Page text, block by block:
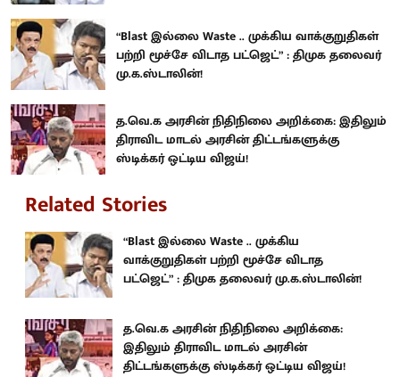
“Blast இல்லை Waste .. முக்கிய வாக்குறுதிகள்
பற்றி மூச்சே விடாத பட்ஜெட்” : திமுக தலைவர்
மு.க.ஸ்டாலின்!
த.வெ.க அரசின் நிதிநிலை அறிக்கை: இதிலும்
திராவிட மாடல் அரசின் திட்டங்களுக்கு
ஸ்டிக்கர் ஒட்டிய விஜய்!
Related Stories
“Blast இல்லை Waste .. முக்கிய
வாக்குறுதிகள் பற்றி மூச்சே விடாத
பட்ஜெட்” : திமுக தலைவர் மு.க.ஸ்டாலின்!
த.வெ.க அரசின் நிதிநிலை அறிக்கை:
இதிலும் திராவிட மாடல் அரசின்
திட்டங்களுக்கு ஸ்டிக்கர் ஒட்டிய விஜய்!